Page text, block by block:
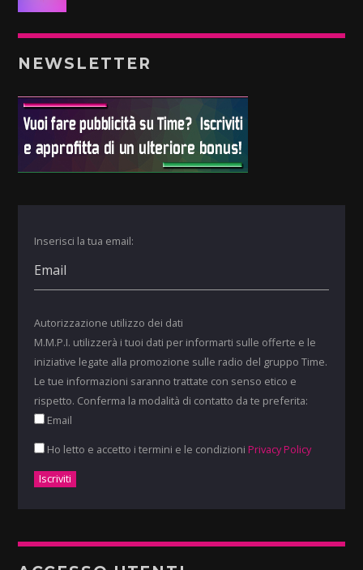
NEWSLETTER
Inserisci la tua email:
Autorizzazione utilizzo dei dati
M.M.P.I. utilizzerà i tuoi dati per informarti sulle offerte e le
iniziative legate alla promozione sulle radio del gruppo Time.
Le tue informazioni saranno trattate con senso etico e
rispetto. Conferma la modalità di contatto da te preferita:
Email
Ho letto e accetto i termini e le condizioni Privacy Policy